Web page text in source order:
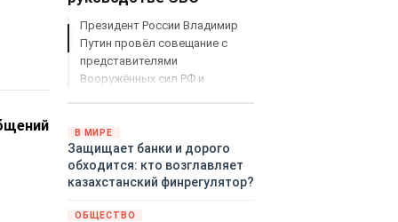
Президент России Владимир
Путин провёл совещание с
представителями
Вооружённых сил РФ и
руководстве спецоперацией.
В МИРЕ
Защищает банки и дорого
обходится: кто возглавляет
казахстанский финрегулятор?
ОБЩЕСТВО